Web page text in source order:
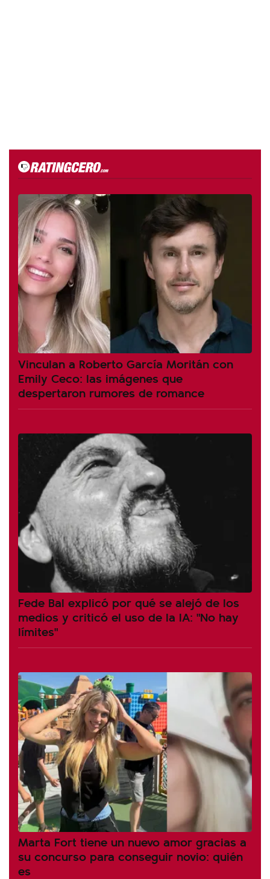
Vinculan a Roberto García Moritán con
Emily Ceco: las imágenes que
despertaron rumores de romance
Fede Bal explicó por qué se alejó de los
medios y criticó el uso de la IA: "No hay
límites"
Marta Fort tiene un nuevo amor gracias a
su concurso para conseguir novio: quién
es